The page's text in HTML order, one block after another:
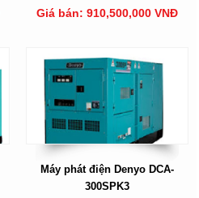
Giá bán: 910,500,000 VNĐ
Máy phát điện Denyo DCA-
300SPK3